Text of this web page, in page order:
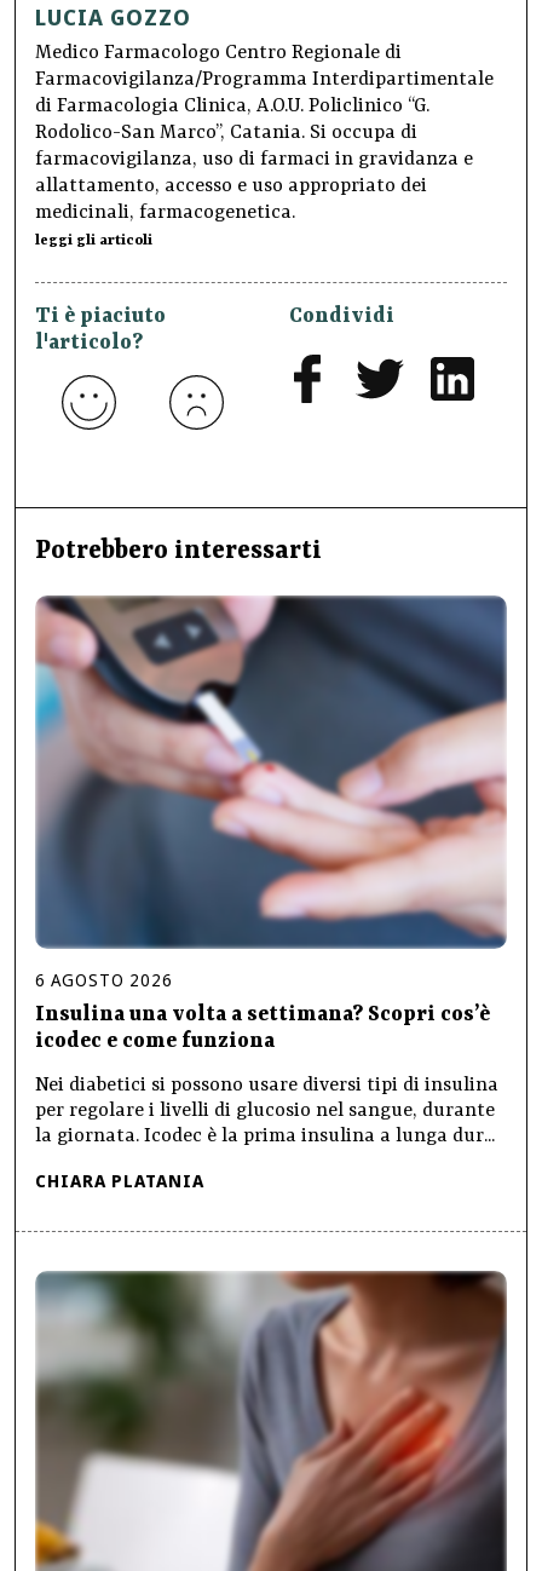
LUCIA GOZZO
Medico Farmacologo Centro Regionale di
Farmacovigilanza/Programma Interdipartimentale
di Farmacologia Clinica, A.O.U. Policlinico “G.
Rodolico-San Marco”, Catania. Si occupa di
farmacovigilanza, uso di farmaci in gravidanza e
allattamento, accesso e uso appropriato dei
medicinali, farmacogenetica.
leggi gli articoli
Ti è piaciuto
l'articolo?
Condividi
Potrebbero interessarti
6 AGOSTO 2026
Insulina una volta a settimana? Scopri cos’è
icodec e come funziona
Nei diabetici si possono usare diversi tipi di insulina
per regolare i livelli di glucosio nel sangue, durante
la giornata. Icodec è la prima insulina a lunga dur...
CHIARA PLATANIA